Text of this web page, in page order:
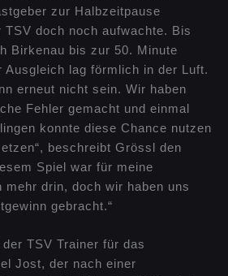
zur Halbzeitpause
doch noch aufwachte. Bis
Birkenau bis zur 50. Minute
Ausgleich lag förmlich in der Luft.
erneut nicht sein. Wir haben
Fehler gemacht und einmal
konnte diese Chance nutzen
beschreibt Grössl den
Spiel war für meine
mehr drin, doch wir haben uns
gebracht.“
TSV Trainer für das
Jost, der nach einer